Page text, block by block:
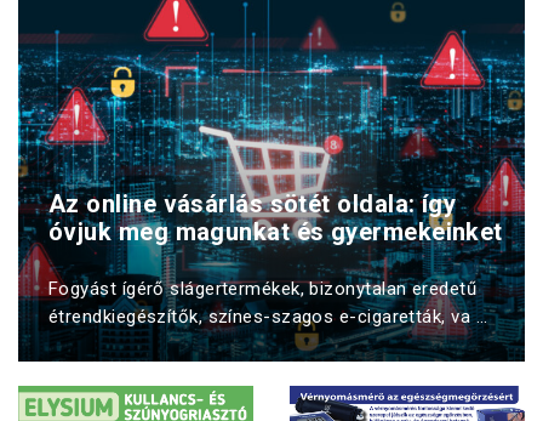
Az online vásárlás sötét oldala: így
óvjuk meg magunkat és gyermekeinket
Fogyást ígérő slágertermékek, bizonytalan eredetű
étrendkiegészítők, színes-szagos e-cigaretták, va ...